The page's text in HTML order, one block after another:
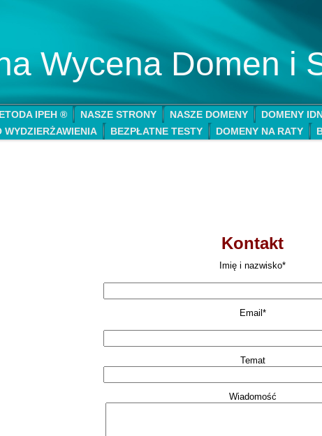
Wycena Domen i
IPEH ® NASZE STRONY NASZE DOMENY
DOMENY
WYDZIERŻAWIENIA BEZPŁATNE TESTY DOMENY NA RATY
Kontakt
Imię i nazwisko*
Email*
Temat
Wiadomość